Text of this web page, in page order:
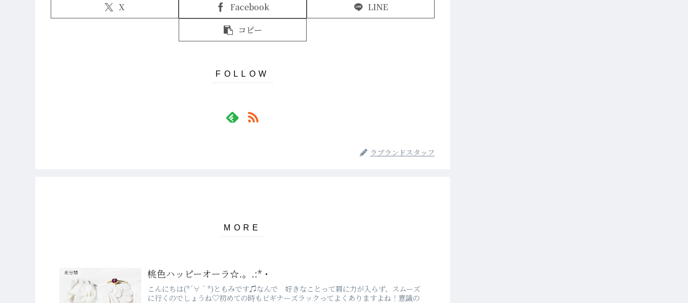
X Facebook
LINE
コピー
ラブランドスタッフ
未分類 桃色ハッピーオーラ☆.。.:*・
こんにちは(*´∀｀*)ともみです♫なんで 好きなことって肩に力が入らず、スムーズ
に行くのでしょうね♡初めての時もビギナーズラックってよくありますよね！意識の